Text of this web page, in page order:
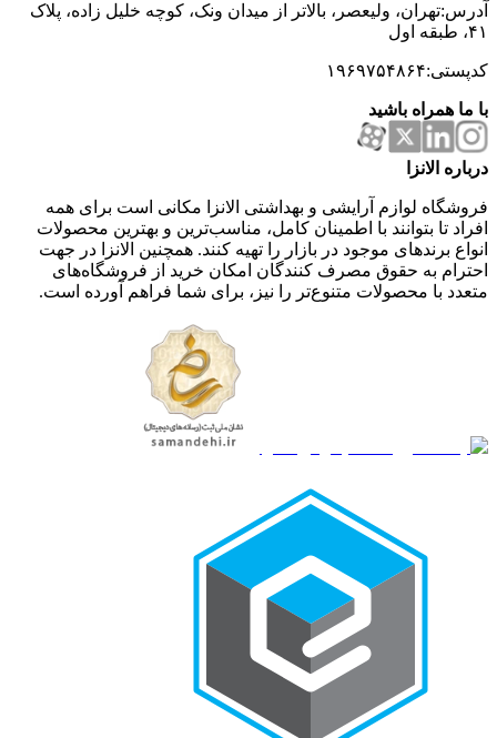
آدرس:تهران، ولیعصر، بالاتر از میدان ونک، کوچه خلیل زاده، پلاک
۴۱، طبقه اول
کدپستی:۱۹۶۹۷۵۴۸۶۴
با ما همراه باشید
درباره الانزا
فروشگاه لوازم آرایشی و بهداشتی الانزا مکانی است برای همه
افراد تا بتوانند با اطمینان کامل، مناسب‌ترین و بهترین محصولات
انواع برندهای موجود در بازار را تهیه کنند. همچنین الانزا در جهت
احترام به حقوق مصرف کنندگان امکان خرید از فروشگاه‌های
متعدد با محصولات متنوع‌تر را نیز، برای شما فراهم آورده است.